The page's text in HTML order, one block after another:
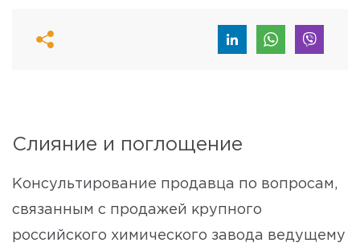
Слияние и поглощение
Консультирование продавца по вопросам,
связанным с продажей крупного
российского химического завода ведущему